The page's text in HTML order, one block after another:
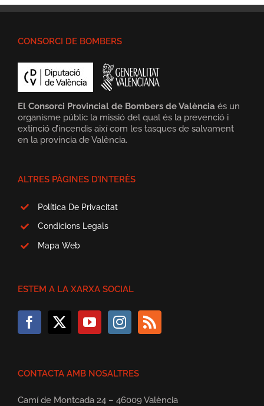
CONSORCI DE BOMBERS
El Consorci Provincial de Bombers de València és un
organisme públic la missió del qual és la prevenció i
extinció d’incendis així com les tasques de salvament
en la província de València.
ALTRES PÀGINES D’INTERÈS
Política De Privacitat
Condicions Legals
Mapa Web
ESTEM A LA XARXA SOCIAL
CONTACTA AMB NOSALTRES
Camí de Montcada 24 – 46009 València